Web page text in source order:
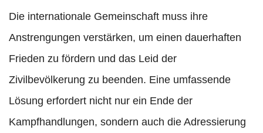
Die internationale Gemeinschaft muss ihre
Anstrengungen verstärken, um einen dauerhaften
Frieden zu fördern und das Leid der
Zivilbevölkerung zu beenden. Eine umfassende
Lösung erfordert nicht nur ein Ende der
Kampfhandlungen, sondern auch die Adressierung